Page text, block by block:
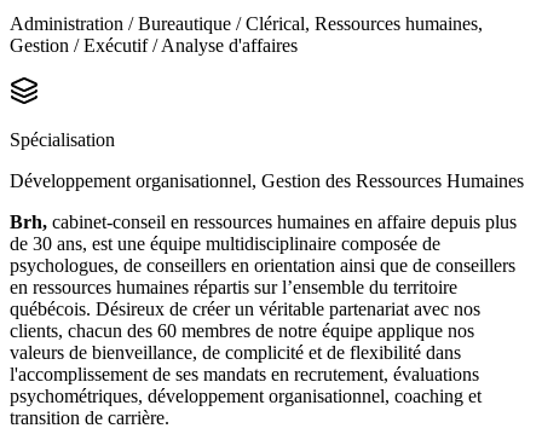
Administration / Bureautique / Clérical, Ressources humaines,
Gestion / Exécutif / Analyse d'affaires
Spécialisation
Développement organisationnel, Gestion des Ressources Humaines
Brh, cabinet-conseil en ressources humaines en affaire depuis plus
de 30 ans, est une équipe multidisciplinaire composée de
psychologues, de conseillers en orientation ainsi que de conseillers
en ressources humaines répartis sur l’ensemble du territoire
québécois. Désireux de créer un véritable partenariat avec nos
clients, chacun des 60 membres de notre équipe applique nos
valeurs de bienveillance, de complicité et de flexibilité dans
l'accomplissement de ses mandats en recrutement, évaluations
psychométriques, développement organisationnel, coaching et
transition de carrière.